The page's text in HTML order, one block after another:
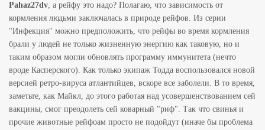
Pahaz27dv, а рейфу это надо? Полагаю, что зависимость от
кормления людьми заключалась в природе рейфов. Из серии
"Инфекция" можно предположить, что рейфы во время кормления
брали у людей не только жизненную энергию как таковую, но и
таким образом могли обновлять программу иммунитета (нечто
вроде Касперского). Как только экипаж Тодда воспользовался новой
версией ретро-вируса атлантийцев, вскоре все заболели. В то время,
заметьте, как Майкл, до этого работая над усовершенствованием сей
вакцины, смог преодолеть сей коварный "риф". Так что свинья и
прочие животные рейфоам просто не подойдут (иначе бы проблема